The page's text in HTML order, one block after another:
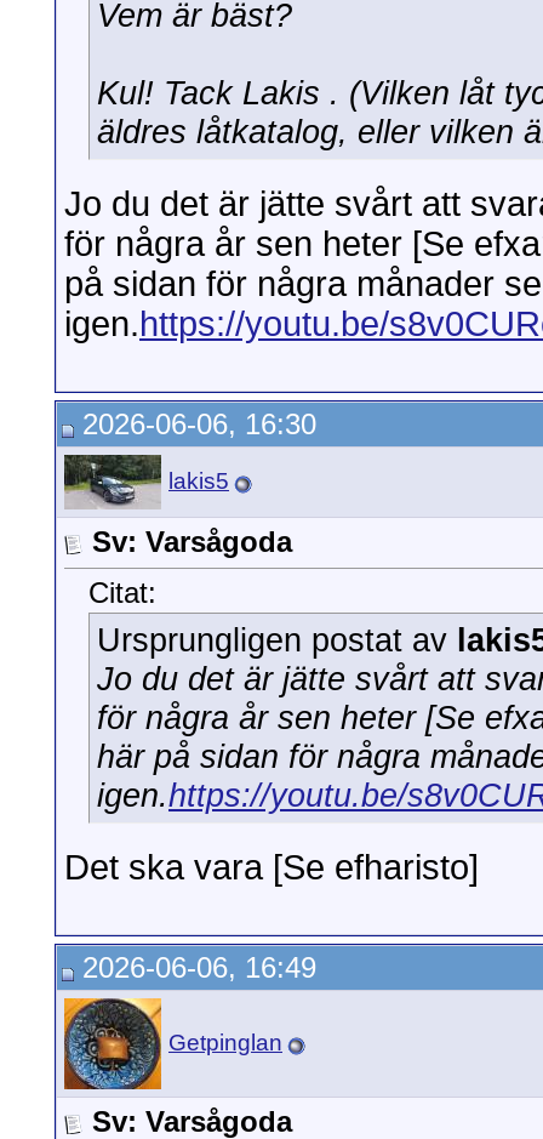
Vem är bäst?
Kul! Tack Lakis . (Vilken låt
äldres låtkatalog, eller vilken
Jo du det är jätte svårt att
för några år sen heter [Se
på sidan för några månader
igen.https://youtu.be/
2026-06-06, 16:30
lakis5
Sv: Varsågoda
Citat:
Ursprungligen postat av
Jo du det är jätte svårt att
för några år sen heter [Se
här på sidan för några
igen.https://youtu.be/
Det ska vara [Se efharisto]
2026-06-06, 16:49
Getpinglan
Sv: Varsågoda